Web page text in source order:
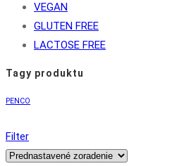
VEGAN
GLUTEN FREE
LACTOSE FREE
Tagy produktu
PENCO
Filter